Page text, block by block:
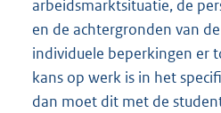
arbeidsmarktsituatie, de
en de achtergronden van
individuele beperkingen er
kans op werk is in het
dan moet dit met de